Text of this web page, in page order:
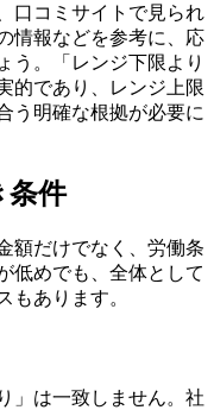
口コミサイトで見られ
情報などを参考に、応
う。「レンジ下限より
的であり、レンジ上限
う明確な根拠が必要に
条件
額だけでなく、労働条
低めでも、全体として
もあります。
」は一致しません。社